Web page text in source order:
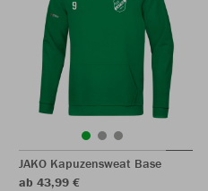
JAKO Kapuzensweat Base
ab 43,99 €